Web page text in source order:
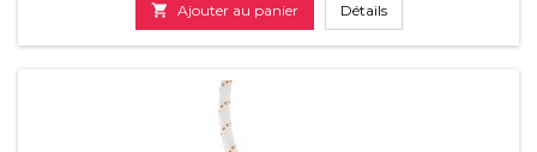
 Ajouter au panier Détails